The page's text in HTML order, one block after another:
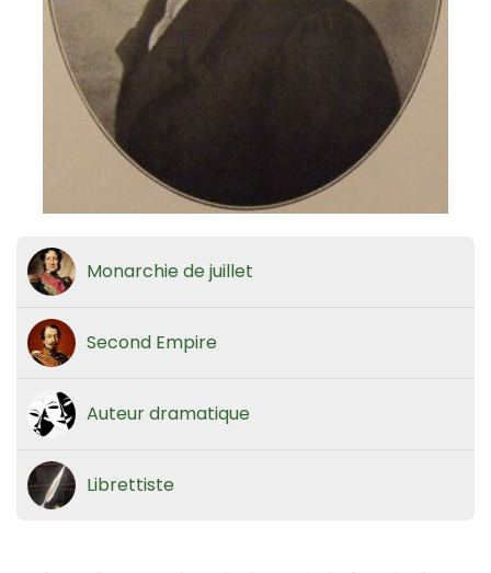
Monarchie de juillet
Second Empire
Auteur dramatique
Librettiste